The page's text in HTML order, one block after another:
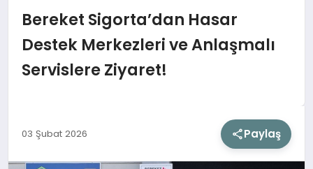
SPOR
YAŞAM
SIYASET
Bereket Sigorta’dan Hasar
Destek Merkezleri ve Anlaşmalı
Servislere Ziyaret!
03 Şubat 2026 Paylaş